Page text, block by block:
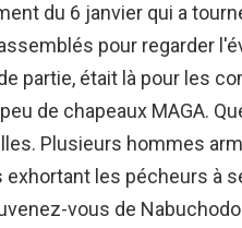
du 6 janvier qui a
pour regarder
partie, était là pour les
de chapeaux MAGA.
Plusieurs hommes
les pécheurs à
vous de